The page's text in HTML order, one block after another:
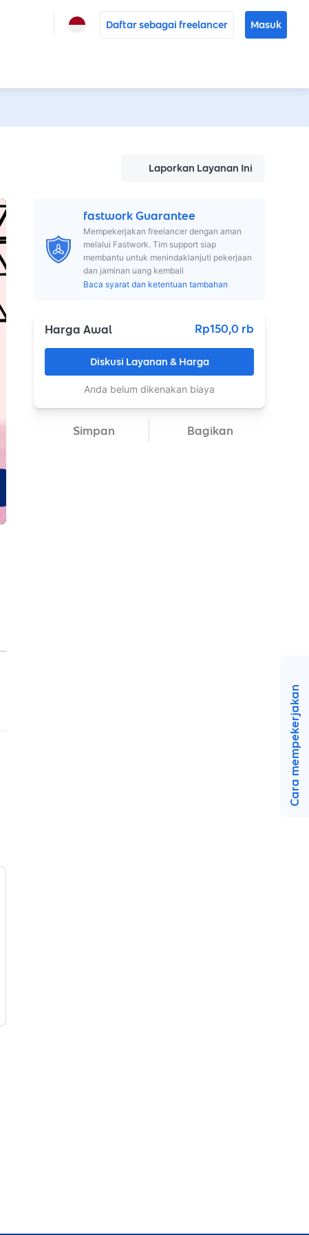
Daftar sebagai freelancer Masuk
Laporkan Layanan Ini
fastwork Guarantee
Mempekerjakan freelancer dengan aman
melalui Fastwork. Tim support siap
membantu untuk menindaklanjuti pekerjaan
dan jaminan uang kembali
Baca syarat dan ketentuan tambahan
Harga Awal Rp150,0 rb
Diskusi Layanan & Harga
Anda belum dikenakan biaya
Simpan Bagikan
Cara mempekerjakan